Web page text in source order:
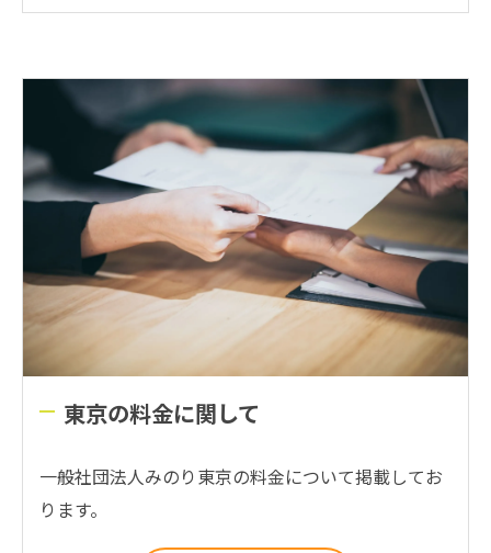
東京の料金に関して
一般社団法人みのり東京の料金について掲載してお
ります。